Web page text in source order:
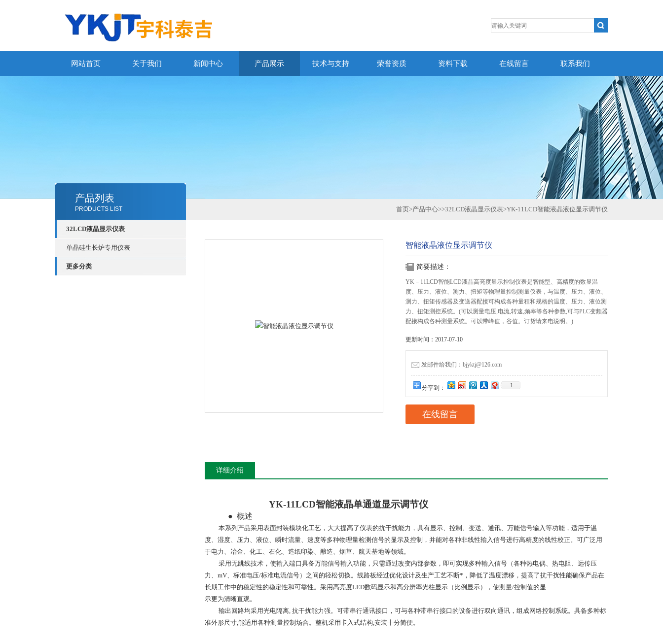
网站首页 关于我们 新闻中心 产品展示 技术与支持 荣誉资质 资料下载 在线留言 联系我们
产品列表
PRODUCTS LIST
32LCD液晶显示仪表
单晶硅生长炉专用仪表
更多分类
首页>产品中心>>32LCD液晶显示仪表>YK-11LCD智能液晶液位显示调节仪
智能液晶液位显示调节仪
简要描述：
YK－11LCD智能LCD液晶高亮度显示控制仪表是智能型、高精度的数显温
度、压力、液位、测力、扭矩等物理量控制测量仪表，与温度、压力、液位、
测力、扭矩传感器及变送器配接可构成各种量程和规格的温度、压力、液位测
力、扭矩测控系统。(可以测量电压,电流,转速,频率等各种参数,可与PLC变频器
配接构成各种测量系统。可以带峰值，谷值。订货请来电说明。)
更新时间：2017-07-10
发邮件给我们：bjyktj@126.com
分享到： 1
在线留言
详细介绍
YK-11LCD智能液晶单通道显示调节仪
● 概述
本系列产品采用表面封装模块化工艺，大大提高了仪表的抗干扰能力，具有显示、控制、变送、通讯、万能信号输入等功能，适用于温
度、湿度、压力、液位、瞬时流量、速度等多种物理量检测信号的显示及控制，并能对各种非线性输入信号进行高精度的线性校正。可广泛用
于电力、冶金、化工、石化、造纸印染、酿造、烟草、航天基地等领域。
采用无跳线技术，使输入端口具备万能信号输入功能，只需通过改变内部参数，即可实现多种输入信号（各种热电偶、热电阻、远传压
力、 mV、标准电压/标准电流信号）之间的轻松切换。线路板经过优化设计及生产工艺不断*，降低了温度漂移，提高了抗干扰性能确保产品在
长期工作中的稳定性的稳定性和可靠性。采用高亮度LED数码显示和高分辨率光柱显示（比例显示），使测量/控制值的显
示更为清晰直观。
输出回路均采用光电隔离, 抗干扰能力强。可带串行通讯接口，可与各种带串行接口的设备进行双向通讯，组成网络控制系统。具备多种标
准外形尺寸,能适用各种测量控制场合。整机采用卡入式结构,安装十分简便。